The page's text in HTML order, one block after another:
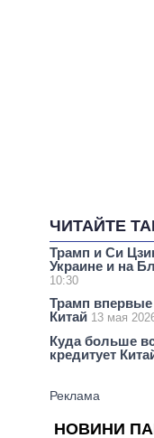
ЧИТАЙТЕ
Трамп и Си
Украине и на
10:30
Трамп впервые
Китай 13 мая
Куда больше
кредитует